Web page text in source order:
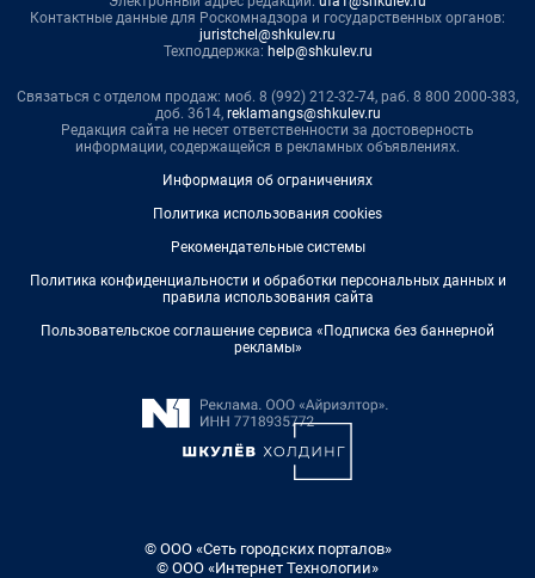
Контактные данные для Роскомнадзора и государственных органов:
juristchel@shkulev.ru
Техподдержка: help@shkulev.ru
Связаться с отделом продаж: моб. 8 (992) 212-32-74, раб. 8 800 2000-383,
доб. 3614, reklamangs@shkulev.ru
Редакция сайта не несет ответственности за достоверность
информации, содержащейся в рекламных объявлениях.
Информация об ограничениях
Политика использования cookies
Рекомендательные системы
Политика конфиденциальности и обработки персональных данных и
правила использования сайта
Пользовательское соглашение сервиса «Подписка без баннерной
рекламы»
© ООО «Сеть городских порталов»
© ООО «Интернет Технологии»